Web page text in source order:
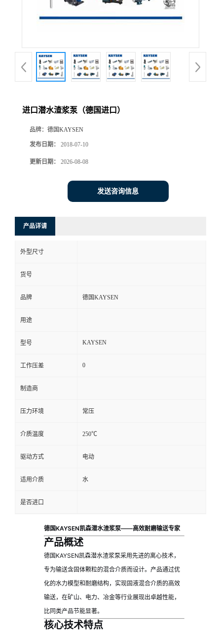
进口潜水渣浆泵（德国进口）
品牌： 德国KAYSEN
发布日期： 2018-07-10
更新日期： 2026-08-08
发送咨询信息
产品详请
外型尺寸
货号
品牌 德国KAYSEN
用途
型号 KAYSEN
工作压差 0
制造商
压力环境 常压
介质温度 250℃
驱动方式 电动
适用介质 水
是否进口
德国KAYSEN凯森潜水渣浆泵——高效耐磨输送专家
产品概述
德国KAYSEN凯森潜水渣浆泵采用先进的离心技术，
专为输送含固体颗粒的混合介质而设计。产品通过优
化的水力模型和耐磨结构，实现固液混合介质的高效
输送，在矿山、电力、冶金等行业展现出卓越性能，
比同类产品节能显著。
核心技术特点